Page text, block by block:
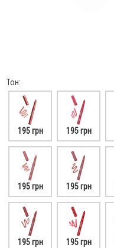
Тон:
195 грн 195 грн
195 грн 195 грн
195 грн 195 грн